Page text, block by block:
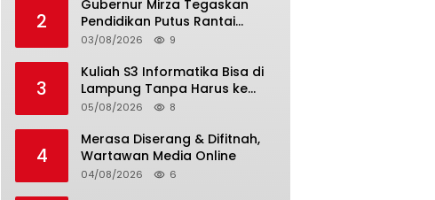
2
Gubernur Mirza Tegaskan
Pendidikan Putus Rantai
Kemiskinan
03/08/2026 9
3
Kuliah S3 Informatika Bisa di
Lampung Tanpa Harus ke
Luar Daerah
05/08/2026 8
4
Merasa Diserang & Difitnah,
Wartawan Media Online
04/08/2026 6